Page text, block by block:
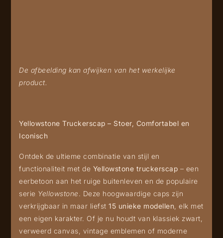
De afbeelding kan afwijken van het werkelijke
product.
Yellowstone Truckerscap – Stoer, Comfortabel en
Iconisch
Ontdek de ultieme combinatie van stijl en
functionaliteit met de Yellowstone truckerscap – een
eerbetoon aan het ruige buitenleven en de populaire
serie Yellowstone. Deze hoogwaardige caps zijn
verkrijgbaar in maar liefst 15 unieke modellen , elk met
een eigen karakter. Of je nu houdt van klassiek zwart,
verweerd canvas, vintage emblemen of moderne